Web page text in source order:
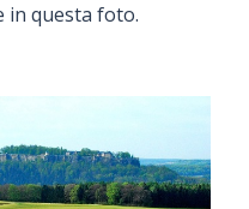
in questa foto.